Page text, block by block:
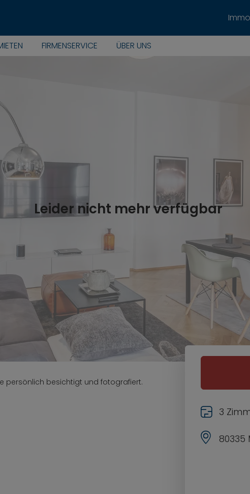
FIRMENSERVICE ÜBER UNS
Leider nicht mehr verfügbar
80335
3
persönlich besichtigt und fotografiert.